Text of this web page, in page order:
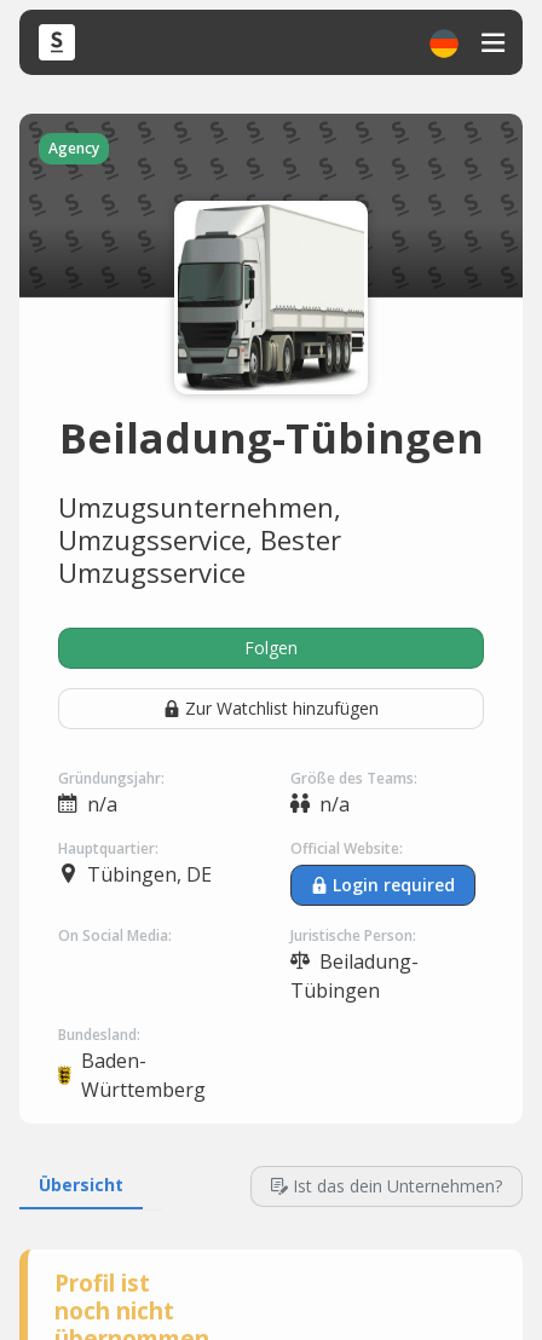
Agency
Beiladung-Tübingen
Umzugsunternehmen,
Umzugsservice, Bester
Umzugsservice
Folgen
Zur Watchlist hinzufügen
Gründungsjahr:
n/a
Größe des Teams:
n/a
Hauptquartier:
Tübingen, DE
Official Website:
Login required
On Social Media: Juristische Person:
Beiladung-
Tübingen
Bundesland:
Baden-
Württemberg
Übersicht Ist das dein Unternehmen?
Profil ist
noch nicht